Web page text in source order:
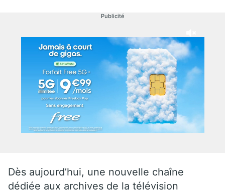
Publicité
Dès aujourd’hui, une nouvelle chaîne
dédiée aux archives de la télévision